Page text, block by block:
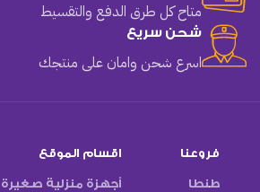
متاح كل طرق الدفع والتقسيط
شحن سريع
اسرع شحن وامان على منتجك
فروعنا
طنطا
اقسام الموقع
أجهزة منزلية صغيرة